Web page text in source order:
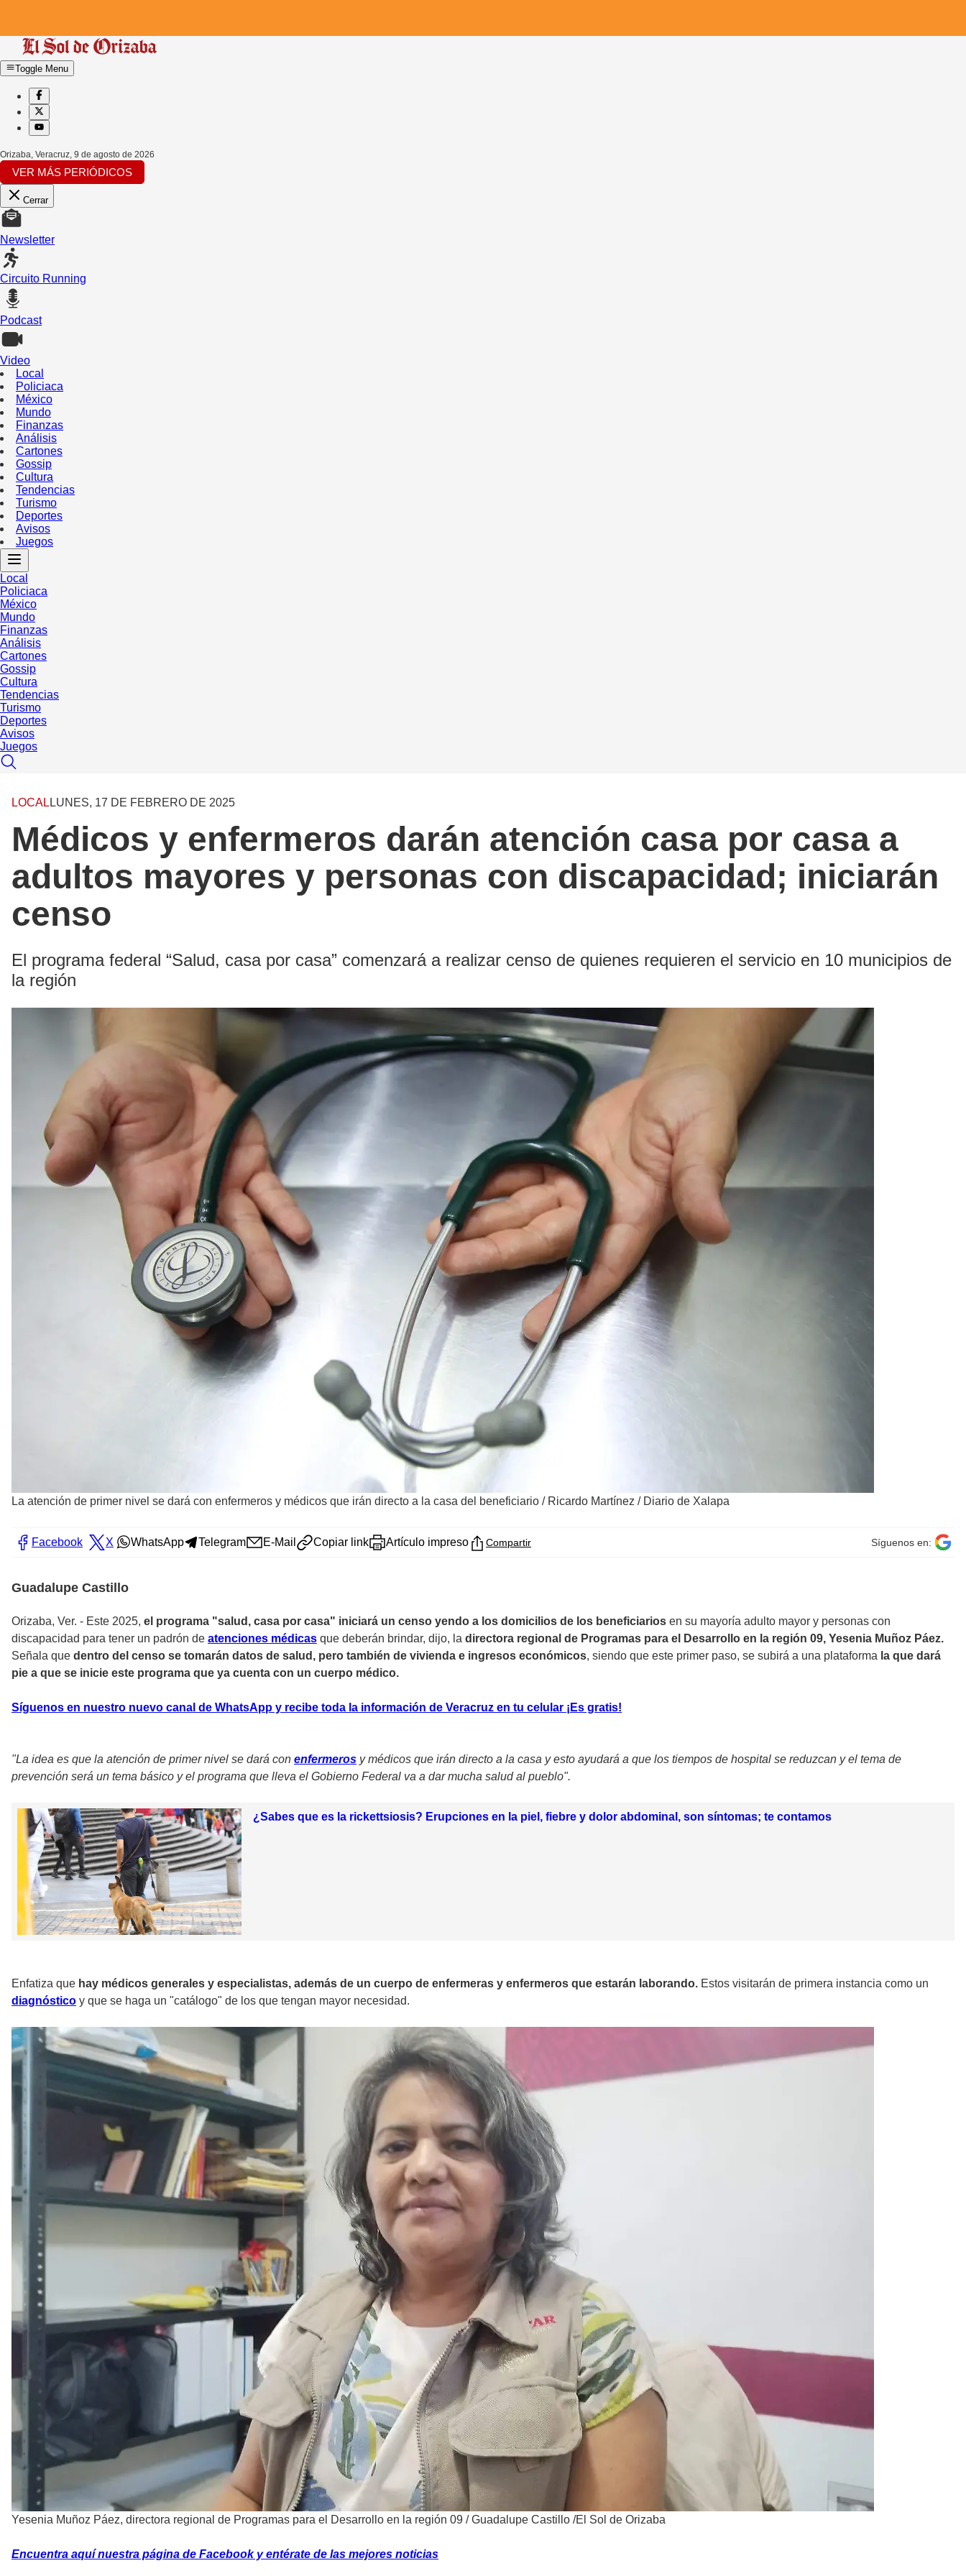
Toggle Menu
Orizaba, Veracruz, 9 de agosto de 2026
VER MÁS PERIÓDICOS
Cerrar
Newsletter
Circuito Running
Podcast
Video
Local
Policiaca
México
Mundo
Finanzas
Análisis
Cartones
Gossip
Cultura
Tendencias
Turismo
Deportes
Avisos
Juegos
Local
Policiaca
México
Mundo
Finanzas
Análisis
Cartones
Gossip
Cultura
Tendencias
Turismo
Deportes
Avisos
Juegos
LOCAL LUNES, 17 DE FEBRERO DE 2025
Médicos y enfermeros darán atención casa por casa a
adultos mayores y personas con discapacidad; iniciarán
censo
El programa federal “Salud, casa por casa” comenzará a realizar censo de quienes requieren el servicio en 10 municipios de
la región
La atención de primer nivel se dará con enfermeros y médicos que irán directo a la casa del beneficiario / Ricardo Martínez / Diario de Xalapa
Facebook X WhatsApp Telegram E-Mail Copiar link Artículo impreso Compartir Síguenos en:
Guadalupe Castillo
Orizaba, Ver. - Este 2025, el programa "salud, casa por casa" iniciará un censo yendo a los domicilios de los beneficiarios en su mayoría adulto mayor y personas con
discapacidad para tener un padrón de atenciones médicas que deberán brindar, dijo, la directora regional de Programas para el Desarrollo en la región 09, Yesenia Muñoz Páez.
Señala que dentro del censo se tomarán datos de salud, pero también de vivienda e ingresos económicos, siendo que este primer paso, se subirá a una plataforma la que dará
pie a que se inicie este programa que ya cuenta con un cuerpo médico.
Síguenos en nuestro nuevo canal de WhatsApp y recibe toda la información de Veracruz en tu celular ¡Es gratis!
"La idea es que la atención de primer nivel se dará con enfermeros y médicos que irán directo a la casa y esto ayudará a que los tiempos de hospital se reduzcan y el tema de
prevención será un tema básico y el programa que lleva el Gobierno Federal va a dar mucha salud al pueblo".
¿Sabes que es la rickettsiosis? Erupciones en la piel, fiebre y dolor abdominal, son síntomas; te contamos
Enfatiza que hay médicos generales y especialistas, además de un cuerpo de enfermeras y enfermeros que estarán laborando. Estos visitarán de primera instancia como un
diagnóstico y que se haga un "catálogo" de los que tengan mayor necesidad.
Yesenia Muñoz Páez, directora regional de Programas para el Desarrollo en la región 09 /Guadalupe Castillo /El Sol de Orizaba
Encuentra aquí nuestra página de Facebook y entérate de las mejores noticias